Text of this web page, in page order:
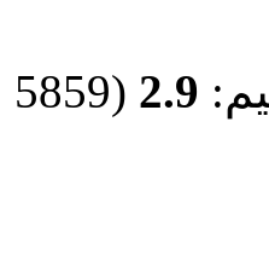
2.9 (5859 مرات التقييم)